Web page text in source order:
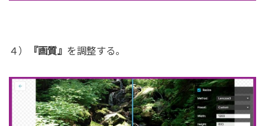
４） 『画質』 を調整する。